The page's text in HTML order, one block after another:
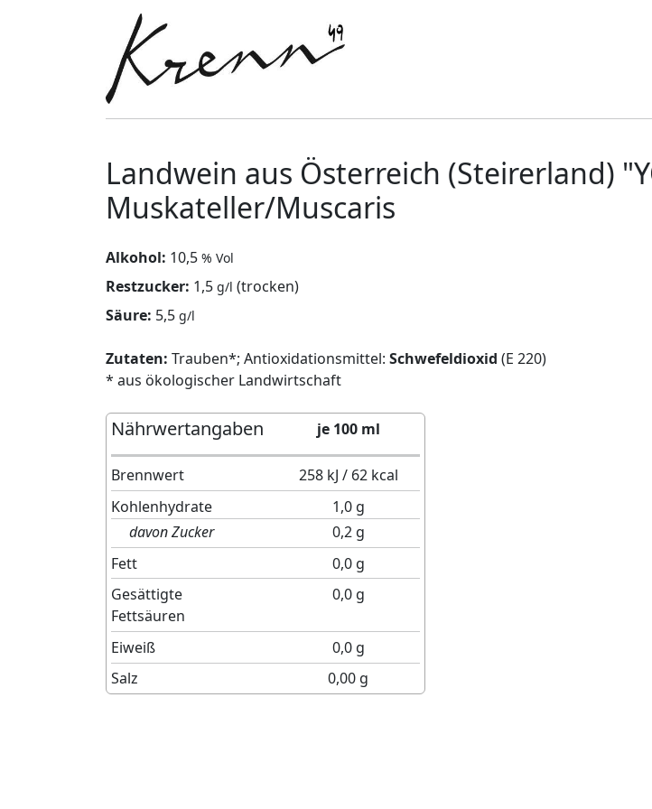
Landwein aus Österreich (Steirerland)
Muskateller/Muscaris
Alkohol: 10,5 % Vol
Restzucker: 1,5 g/l (trocken)
Säure: 5,5 g/l
Zutaten: Trauben*; Antioxidationsmittel: Schwefeldioxid (E 220)
* aus ökologischer Landwirtschaft
Nährwertangaben je 100 ml
Brennwert
258 kJ / 62 kcal
Kohlenhydrate
1,0 g
davon Zucker
0,2 g
Fett
0,0 g
Gesättigte
Fettsäuren
0,0 g
Eiweiß
0,0 g
Salz
0,00 g